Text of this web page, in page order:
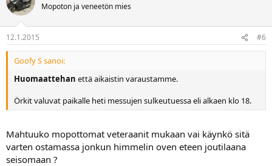
Mopoton ja veneetön mies
12.1.2015 #6
Goofy S sanoi:
Huomaattehan että aikaistin varaustamme.
Örkit valuvat paikalle heti messujen sulkeutuessa eli alkaen klo 18.
Mahtuuko mopottomat veteraanit mukaan vai käynkö sitä
varten ostamassa jonkun himmelin oven eteen joutilaana
seisomaan ?